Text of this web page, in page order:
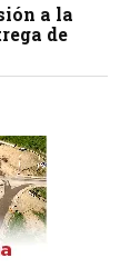
a la
de